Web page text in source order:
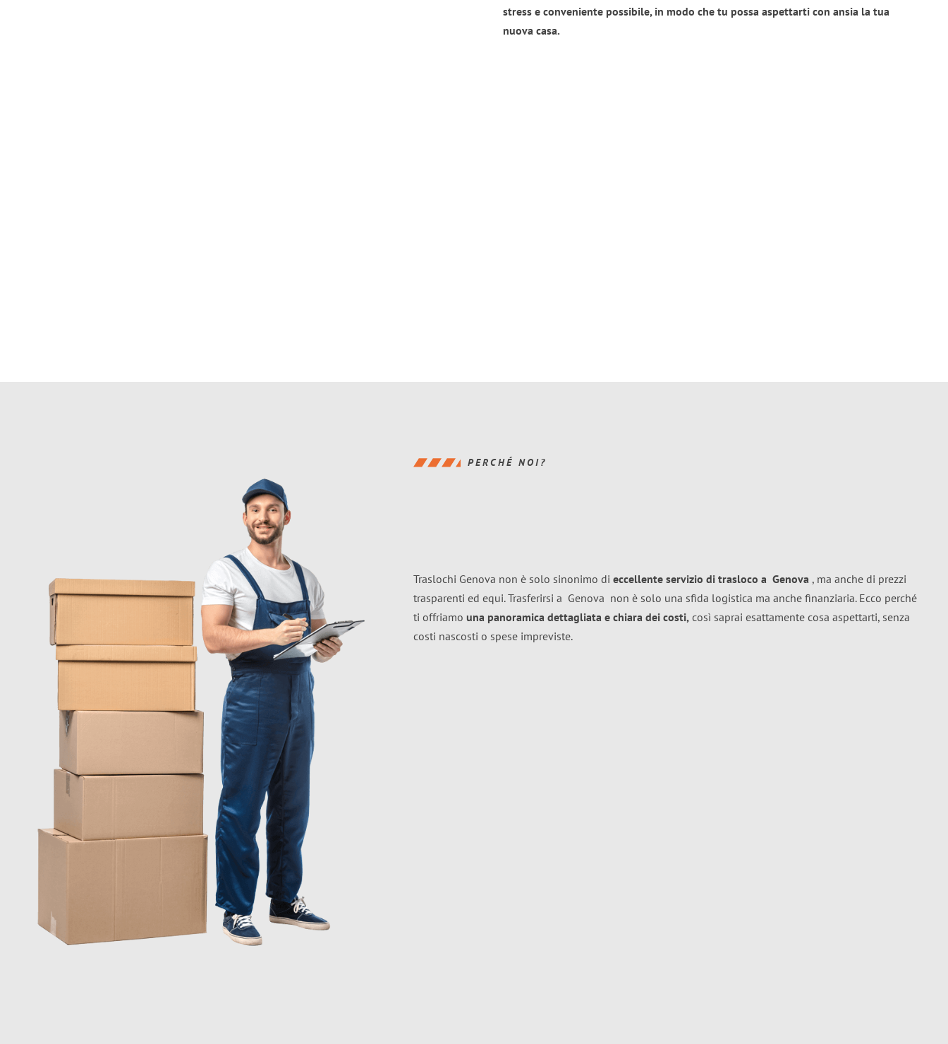
stress e conveniente possibile, in modo che tu possa aspettarti con ansia la tua
nuova casa.
PERCHÉ NOI?
Traslochi Genova non è solo sinonimo di eccellente servizio di trasloco a Genova , ma anche di prezzi
trasparenti ed equi. Trasferirsi a Genova non è solo una sfida logistica ma anche finanziaria. Ecco perché
ti offriamo una panoramica dettagliata e chiara dei costi, così saprai esattamente cosa aspettarti, senza
costi nascosti o spese impreviste.